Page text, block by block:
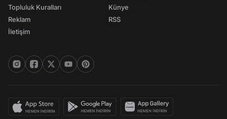
Topluluk Kuralları
Reklam
İletişim
Künye
RSS